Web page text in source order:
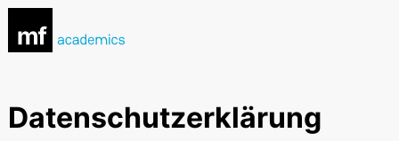
Datenschutzerklärung